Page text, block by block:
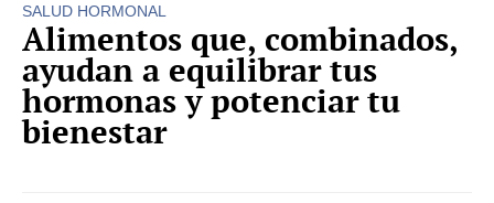
SALUD HORMONAL
Alimentos que, combinados,
ayudan a equilibrar tus
hormonas y potenciar tu
bienestar